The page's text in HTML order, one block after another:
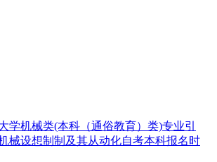
学机械类(本科（通俗教育）类)专业引
械设想制制及其从动化自考本科报名时